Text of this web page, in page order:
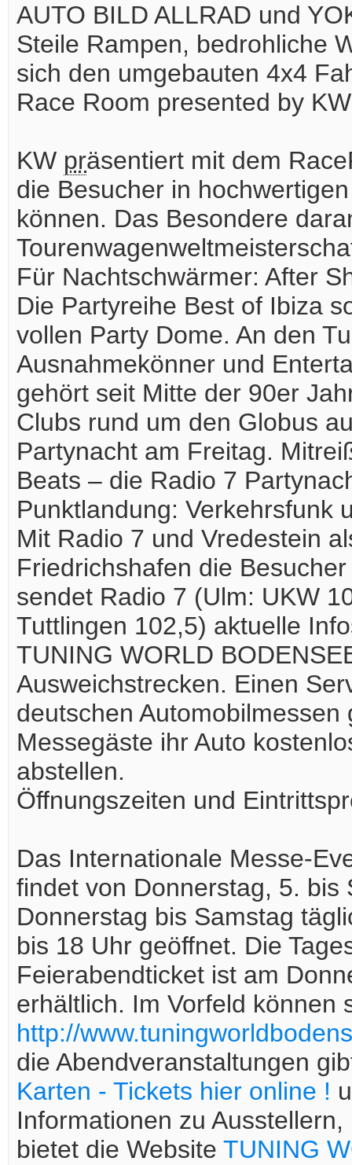
AUTO BILD ALLRAD und
Steile Rampen, bedrohliche
sich den umgebauten 4x4
Race Room presented by KW
KW präsentiert mit dem
die Besucher in
können. Das Besondere
Für Nachtschwärmer: After
Die Partyreihe Best of Ibiza
vollen Party Dome. An den
Ausnahmekönner und
gehört seit Mitte der 90er
Clubs rund um den Globus
Partynacht am Freitag.
Beats – die Radio 7
Punktlandung: Verkehrsfunk
Mit Radio 7 und Vredestein
Friedrichshafen die
sendet Radio 7 (Ulm: UKW
Tuttlingen 102,5) aktuelle
TUNING WORLD
Ausweichstrecken. Einen
deutschen
Messegäste ihr Auto
abstellen.
Öffnungszeiten und
Das Internationale Messe-
findet von Donnerstag, 5. bis
Donnerstag bis Samstag
bis 18 Uhr geöffnet. Die
Feierabendticket ist am
erhältlich. Im Vorfeld können
http://
die Abendveranstaltungen
Karten - Tickets hier online !
Informationen zu
bietet die Website TUNING